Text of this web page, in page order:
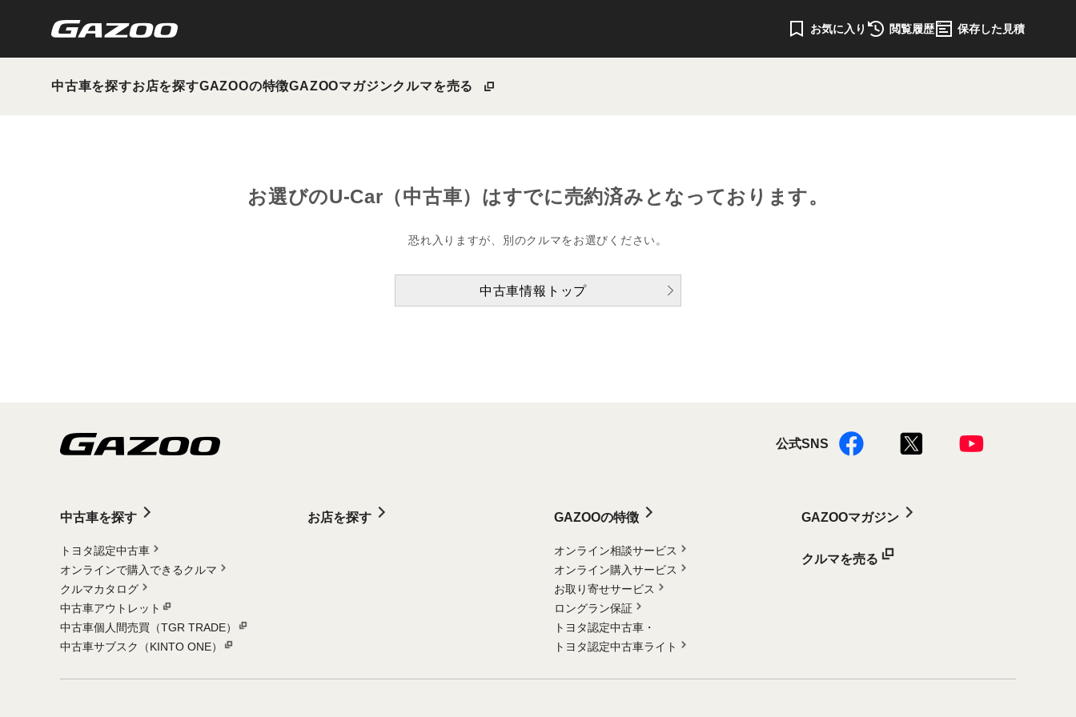
お気に入り 閲覧履歴 保存した見積
中古車を探すお店を探すGAZOOの特徴GAZOOマガジンクルマを売る
お選びのU-Car（中古車）はすでに売約済みとなっております。
恐れ入りますが、別のクルマをお選びください。
中古車情報トップ
公式SNS
中古車を探す
トヨタ認定中古車
オンラインで購入できるクルマ
クルマカタログ
中古車アウトレット
中古車個人間売買（TGR TRADE）
中古車サブスク（KINTO ONE）
お店を探す GAZOOの特徴
オンライン相談サービス
オンライン購入サービス
お取り寄せサービス
ロングラン保証
トヨタ認定中古車・
トヨタ認定中古車ライト
GAZOOマガジン
クルマを売る